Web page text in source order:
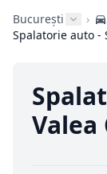
București ›
Spalatorie auto -
Valea